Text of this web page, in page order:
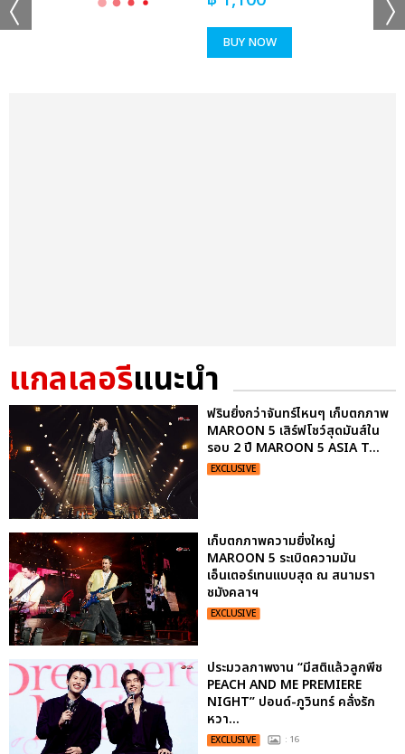
BUY NOW
แกลเลอรีแนะนำ
ฟรินยิ่งกว่าจันทร์ไหนๆ เก็บตกภาพ
MAROON 5 เสิร์ฟโชว์สุดมันส์ใน
รอบ 2 ปี MAROON 5 ASIA T...
EXCLUSIVE
เก็บตกภาพความยิ่งใหญ่
MAROON 5 ระเบิดความมัน
เอ็นเตอร์เทนแบบสุด ณ สนามรา
ชมังคลาฯ
EXCLUSIVE
ประมวลภาพงาน “มีสติแล้วลูกพีช
PEACH AND ME PREMIERE
NIGHT” ปอนด์-ภูวินทร์ คลั่งรัก
หวา...
EXCLUSIVE : 16